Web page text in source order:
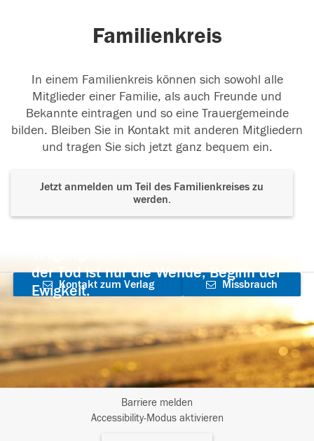
Familienkreis
In einem Familienkreis können sich sowohl alle
Mitglieder einer Familie, als auch Freunde und
Bekannte eintragen und so eine Trauergemeinde
bilden. Bleiben Sie in Kontakt mit anderen Mitgliedern
und tragen Sie sich jetzt ganz bequem ein.
Jetzt anmelden um Teil des Familienkreises zu
werden.
der Tod ist nur die Wende, Beginn der
Ewigkeit.
Kontakt zum Verlag
aufnehmen
Missbrauch
Barriere melden
Accessibility-Modus aktivieren